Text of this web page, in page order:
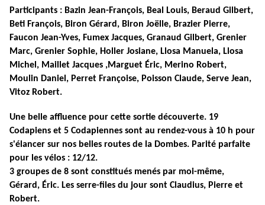
Participants : Bazin Jean-François, Beal Louis, Beraud Gilbert,
Beti François, Biron Gérard, Biron Joëlle, Brazier Pierre,
Faucon Jean-Yves, Fumex Jacques, Granaud Gilbert, Grenier
Marc, Grenier Sophie, Holler Josiane, Llosa Manuela, Llosa
Michel, Maillet Jacques ,Marguet Éric, Merino Robert,
Moulin Daniel, Perret Françoise, Poisson Claude, Serve Jean,
Vitoz Robert.
Une belle affluence pour cette sortie découverte. 19
Codapiens et 5 Codapiennes sont au rendez-vous à 10 h pour
s'élancer sur nos belles routes de la Dombes. Parité parfaite
pour les vélos : 12/12.
3 groupes de 8 sont constitués menés par moi-même,
Gérard, Éric. Les serre-files du jour sont Claudius, Pierre et
Robert.